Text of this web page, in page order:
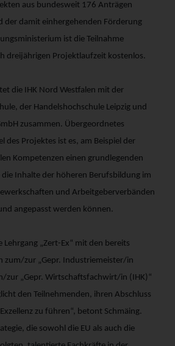
aus bundesweit 176 Anträgen
der damit einhergehenden Förderung
ist die Teilnahme
dreijährigen Projektlaufzeit kostenlos.
die IHK Nord Westfalen mit der
der Handelshochschule Leipzig und
zusammen. Übergeordnetes
des Projektes ist es, am Beispiel der
Kompetenzen einen grundlegenden
die Inhalte der höheren Berufsbildung im
und Arbeitgeberverbänden
angepasst werden können.
Lehrgang „Zert-Ex“ mit den bereits
zum/zur „Gepr. Industriemeister/in
zur „Gepr. Wirtschaftsfachwirt/in (IHK)“
den Teilnehmenden, ihren Abschluss
zu führen“, betont Schmäing.
die sowohl die EU als auch die